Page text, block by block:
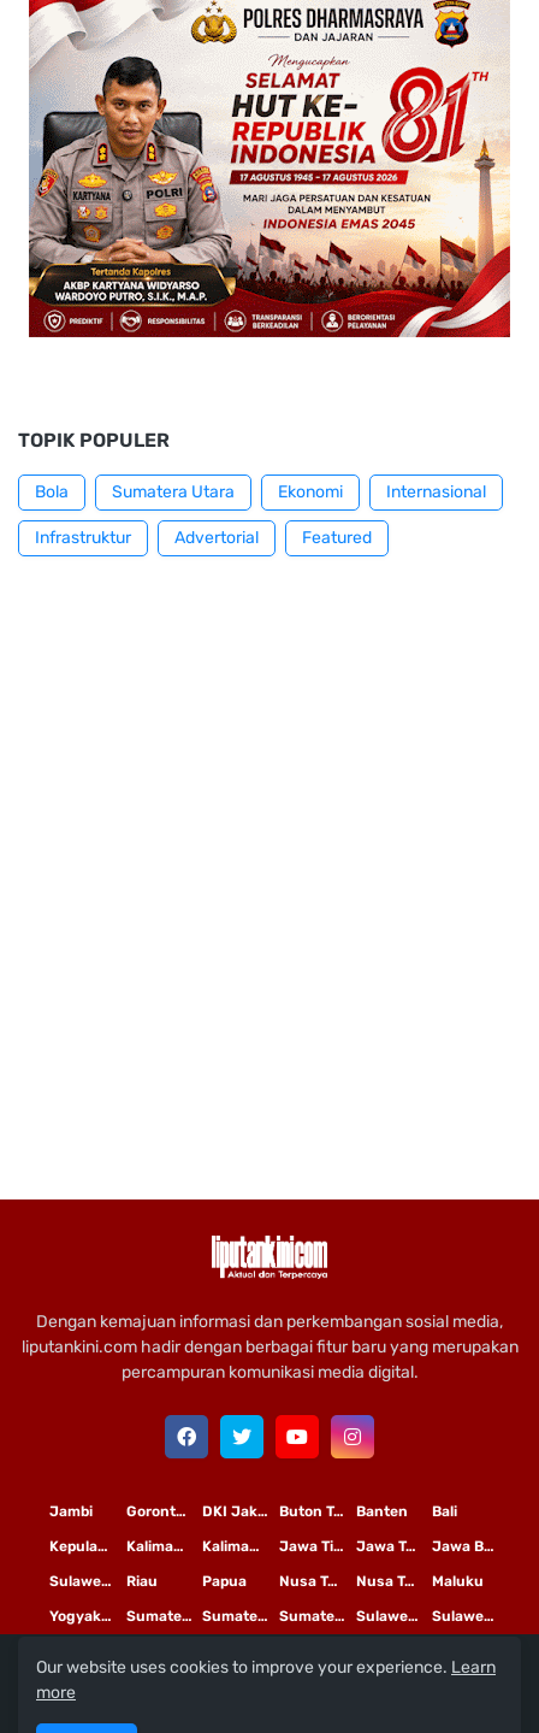
TOPIK POPULER
Bola Sumatera Utara Ekonomi Internasional
Infrastruktur Advertorial Featured
Dengan kemajuan informasi dan perkembangan sosial media,
liputankini.com hadir dengan berbagai fitur baru yang merupakan
percampuran komunikasi media digital.
Bali
Banten
Buton Tengah
DKI Jakarta
Gorontalo
Jambi
Jawa Barat
Jawa Tengah
Jawa Timur
Kalimantan Tengah
Kalimantan Timur
Kepulauan Riau
Maluku
Nusa Tenggara Barat
Nusa Tenggara Timur
Papua
Riau
Sulawesi Selatan
Sulawesi Tengah
Sulawesi Utara
Sumatera Barat
Sumatera Selatan
Sumatera Utara
Yogyakarta
Copyright© 2020 PTLiputan Kini Mediatama
Redaksi Pedoman Media Siber
Our website uses cookies to improve your experience. Learn
more